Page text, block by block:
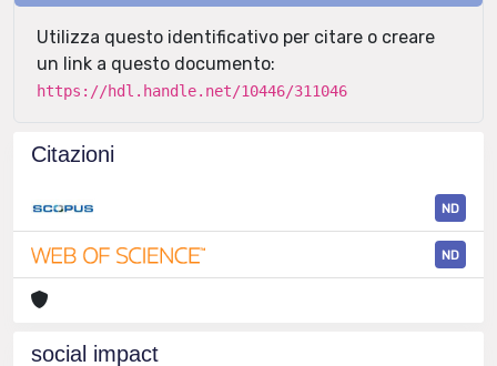
Utilizza questo identificativo per citare o creare
un link a questo documento:
https://hdl.handle.net/10446/311046
Citazioni
ND
ND
social impact